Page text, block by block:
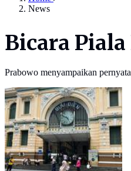
News
Bicara
Prabowo menyampaikan